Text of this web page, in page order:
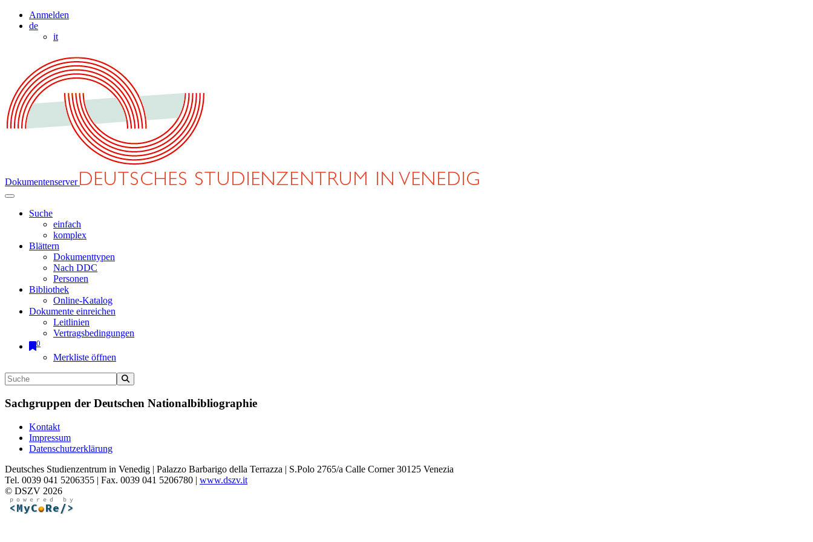
Anmelden
de
it
Dokumentenserver
Suche
einfach
komplex
Blättern
Dokumenttypen
Nach DDC
Personen
Bibliothek
Online-Katalog
Dokumente einreichen
Leitlinien
Vertragsbedingungen
0
Merkliste öffnen
Sachgruppen der Deutschen Nationalbibliographie
Kontakt
Impressum
Datenschutzerklärung
Deutsches Studienzentrum in Venedig | Palazzo Barbarigo della Terrazza | S.Polo 2765/a Calle Corner 30125 Venezia
Tel. 0039 041 5206355 | Fax. 0039 041 5206780 | www.dszv.it
© DSZV 2026